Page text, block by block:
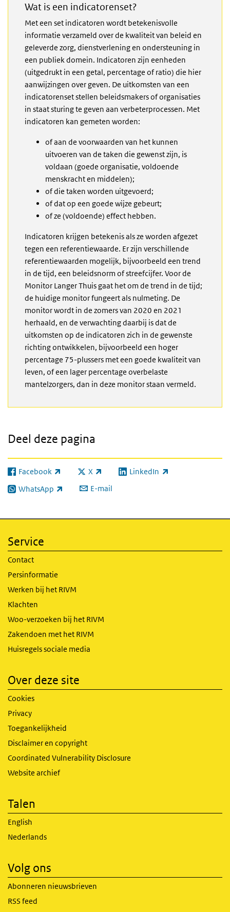
Wat is een indicatorenset?
Met een set indicatoren wordt betekenisvolle
informatie verzameld over de kwaliteit van beleid en
geleverde zorg, dienstverlening en ondersteuning in
een publiek domein. Indicatoren zijn eenheden
(uitgedrukt in een getal, percentage of ratio) die hier
aanwijzingen over geven. De uitkomsten van een
indicatorenset stellen beleidsmakers of organisaties
in staat sturing te geven aan verbeterprocessen. Met
indicatoren kan gemeten worden:
of aan de voorwaarden van het kunnen
uitvoeren van de taken die gewenst zijn, is
voldaan (goede organisatie, voldoende
menskracht en middelen);
of die taken worden uitgevoerd;
of dat op een goede wijze gebeurt;
of ze (voldoende) effect hebben.
Indicatoren krijgen betekenis als ze worden afgezet
tegen een referentiewaarde. Er zijn verschillende
referentiewaarden mogelijk, bijvoorbeeld een trend
in de tijd, een beleidsnorm of streefcijfer. Voor de
Monitor Langer Thuis gaat het om de trend in de tijd;
de huidige monitor fungeert als nulmeting. De
monitor wordt in de zomers van 2020 en 2021
herhaald, en de verwachting daarbij is dat de
uitkomsten op de indicatoren zich in de gewenste
richting ontwikkelen, bijvoorbeeld een hoger
percentage 75-plussers met een goede kwaliteit van
leven, of een lager percentage overbelaste
mantelzorgers, dan in deze monitor staan vermeld.
Deel deze pagina
Facebook
(externe link) X
(externe link) LinkedIn
(externe link)
WhatsApp
(externe link) E-mail
Service
Contact
Persinformatie
Werken bij het RIVM
Klachten
Woo-verzoeken bij het RIVM
Zakendoen met het RIVM
Huisregels sociale media
Over deze site
Cookies
Privacy
Toegankelijkheid
Disclaimer en copyright
Coordinated Vulnerability Disclosure
Website archief
Talen
English
Nederlands
Volg ons
Abonneren nieuwsbrieven
RSS feed